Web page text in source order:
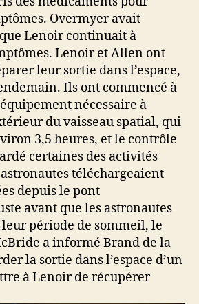
Overmyer avait
Lenoir continuait à
Lenoir et Allen ont
leur sortie dans l’espace,
Ils ont commencé à
nécessaire à
du vaisseau spatial, qui
3,5 heures, et le contrôle
certaines des activités
téléchargeaient
depuis le pont
avant que les astronautes
période de sommeil, le
a informé Brand de la
la sortie dans l’espace d’un
à Lenoir de récupérer